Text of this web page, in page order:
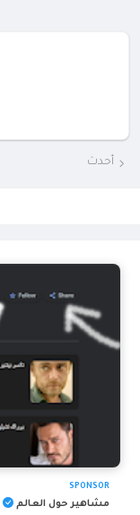
أحدث
SPONSOR
مشاهير حول العالم